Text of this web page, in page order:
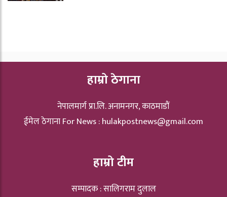
हाम्रो ठेगाना
नेपालमार्ग प्रा.लि. अनामनगर, काठमाडौं
ईमेल ठेगाना For News :hulakpostnews@gmail.com
हाम्रो टीम
सम्पादक : सालिगराम दुलाल